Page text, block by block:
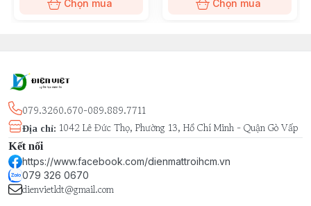
Chọn mua Chọn mua
079.3260.670-089.889.7711
Địa chỉ: 1042 Lê Đức Thọ, Phường 13, Hồ Chí Minh - Quận Gò Vấp
Kết nối
https://www.facebook.com/dienmattroihcm.vn
079 326 0670
dienvietldt@gmail.com